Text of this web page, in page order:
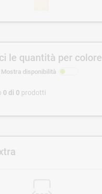
le quantità per colore
Mostra disponibilità
0 di 0 prodotti